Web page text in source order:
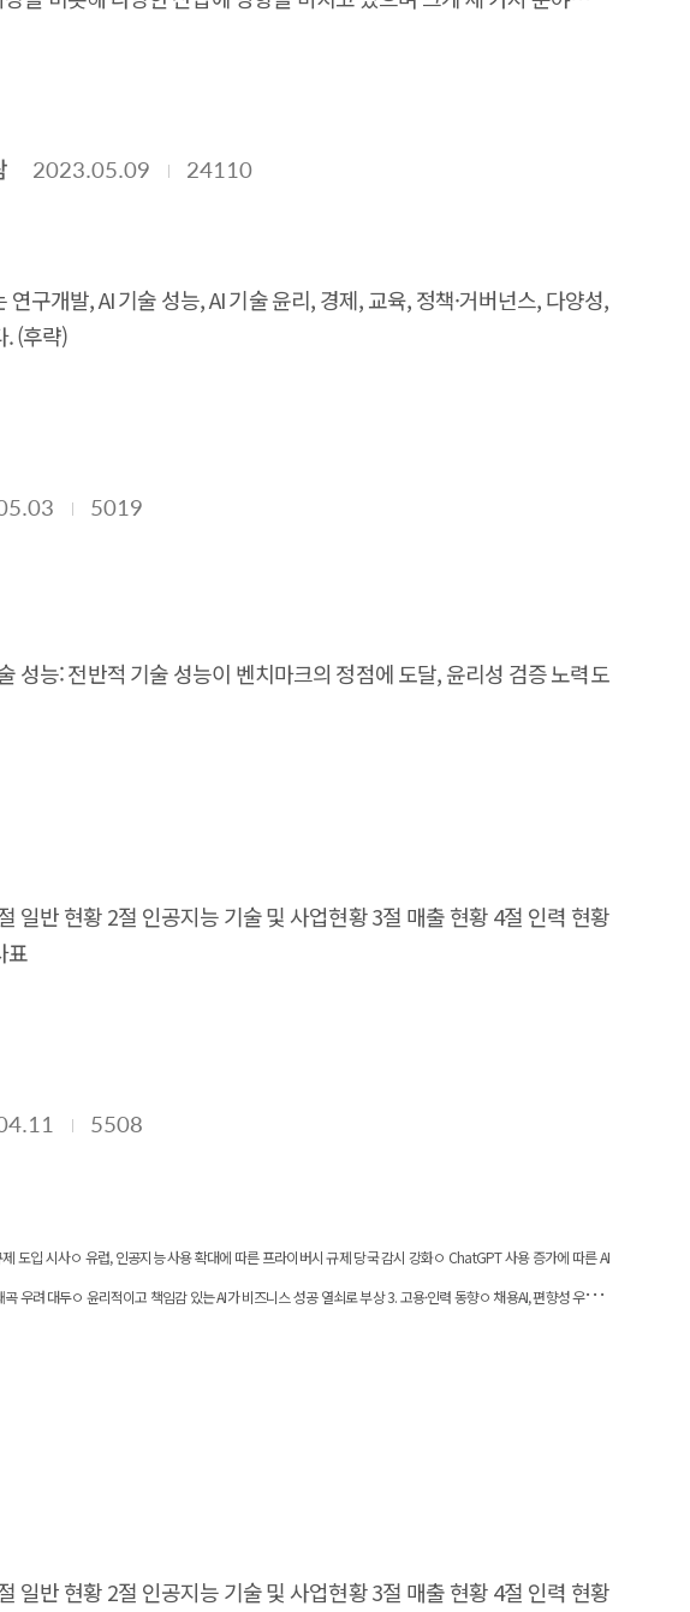
해서는 기술과 서비스 개발을 위한 R&D 지원, 학습데이터 및 인프라
움으로는 높은 AI 모델의 개발 비용과 개발 데이터 확보의 어려움 및 AI
진출 경험 부족에 따른 Global standard 부재와 언어, 지역, 문화, 비용
으로 빠른 상장을 지원하기 위해 과기정통부에서 추진하는 초격차
결성을 통해 AI 산업 생태계 마련 및 지속성을 유지하면서도 장기적
AI 기술 도입이 필요한 상황이다. 5. 정책적 활용 내용 본 연구과제의
스타트업을 육성하고, 대기업과의 투자 및 연구협력을 통해 기업의
좋은 제품을 선별하여 정부가 구매하고 인증을 하는 방법이나, 공공
킹과 경험 교환의 장 마련 글로벌 협력을 위해 아프리카나 동남아시아
기업가 정신의 함양: 교육과정으로서의 기업가 정신이 아닌, 타트업
안 등 실무적인 경험을 키우고 전문성을 강화 스타트업의 출구전략에
내 AI 창업기업 현황 분석 방법론을 통해, 향후 AI 기업 모집단 구축에
위한 정책 자료로 제공할 수 있다. 6. 기대효과 본 연구를 통해 국내 AI
필요한 기초자료로 활용될 수 있다. 향후 혁신적인 인공지능 제품/
2023.05.09 24110
구개발, AI 기술 성능, AI 기술 윤리, 경제, 교육, 정책·거버넌스, 다양성,
. (후략)
5019
성능: 전반적 기술 성능이 벤치마크의 정점에 도달, 윤리성 검증 노력도
일반 현황 2절 인공지능 기술 및 사업현황 3절 매출 현황 4절 인력 현황
표
5508
입 시사ㅇ 유럽, 인공지능 사용 확대에 따른 프라이버시 규제 당국 감시 강화ㅇ ChatGPT 사용 증가에 따른 AI
려 대두ㅇ 윤리적이고 책임감 있는 AI가 비즈니스 성공 열쇠로 부상 3. 고용·인력 동향ㅇ 채용AI, 편향성 우려로
4. 기술·연구 동향ㅇ MIT 연구진, 폐암 위험을 감지할 수 있는 AI 모델 개발ㅇ 스탠포드大, 정치로비스트를
일반 현황 2절 인공지능 기술 및 사업현황 3절 매출 현황 4절 인력 현황